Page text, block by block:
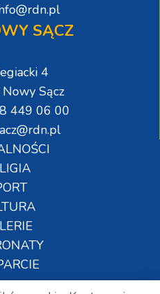
SĄCZ
4
Sącz
449 06 00